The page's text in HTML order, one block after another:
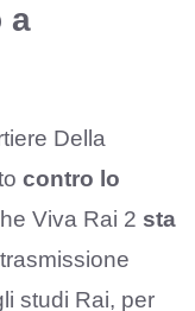
a
Della
contro lo
Viva Rai 2 sta
studi Rai, per